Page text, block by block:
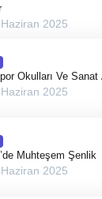
2025
Okulları Ve Sanat
2025
Muhteşem Şenlik
2025